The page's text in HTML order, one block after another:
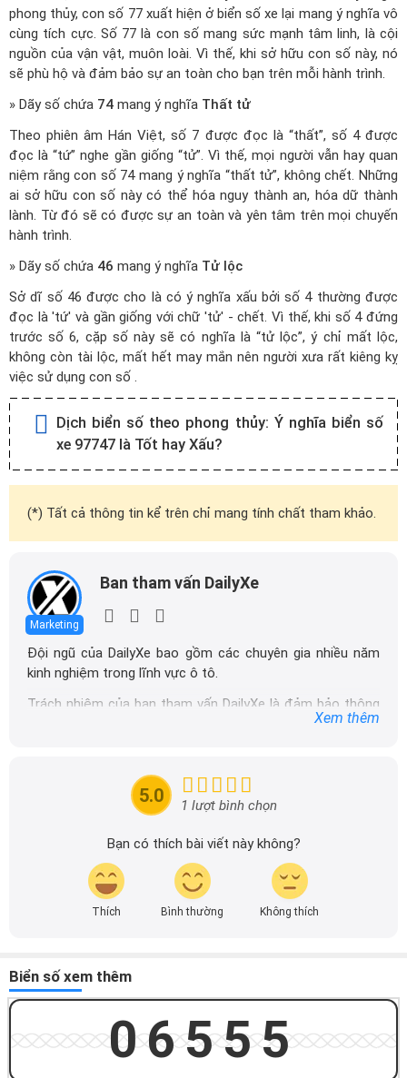
phong thủy, con số 77 xuất hiện ở biển số xe lại mang ý nghĩa vô
cùng tích cực. Số 77 là con số mang sức mạnh tâm linh, là cội
nguồn của vận vật, muôn loài. Vì thế, khi sở hữu con số này, nó
sẽ phù hộ và đảm bảo sự an toàn cho bạn trên mỗi hành trình.
» Dãy số chứa 74 mang ý nghĩa Thất tử
Theo phiên âm Hán Việt, số 7 được đọc là “thất”, số 4 được
đọc là “tứ” nghe gần giống “tử”. Vì thế, mọi người vẫn hay quan
niệm rằng con số 74 mang ý nghĩa “thất tử”, không chết. Những
ai sở hữu con số này có thể hóa nguy thành an, hóa dữ thành
lành. Từ đó sẽ có được sự an toàn và yên tâm trên mọi chuyến
hành trình.
» Dãy số chứa 46 mang ý nghĩa Tử lộc
Sở dĩ số 46 được cho là có ý nghĩa xấu bởi số 4 thường được
đọc là 'tứ' và gần giống với chữ 'tử' - chết. Vì thế, khi số 4 đứng
trước số 6, cặp số này sẽ có nghĩa là “tử lộc”, ý chỉ mất lộc,
không còn tài lộc, mất hết may mắn nên người xưa rất kiêng kỵ
việc sử dụng con số .
Dịch biển số theo phong thủy: Ý nghĩa biển số
xe 97747 là Tốt hay Xấu?
(*) Tất cả thông tin kể trên chỉ mang tính chất tham khảo.
Marketing
Ban tham vấn DailyXe
Đội ngũ của DailyXe bao gồm các chuyên gia nhiều năm
kinh nghiệm trong lĩnh vực ô tô.
Trách nhiệm của ban tham vấn DailyXe là đảm bảo thông
tin chính xác được đăng tải trên dailyxe.com.vn, thường
tin nhanh chóng và dễ dàng hơn.
Xem thêm
5.0 1 lượt bình chọn
Bạn có thích bài viết này không?
Thích Bình thường Không thích
Biển số xem thêm
06555